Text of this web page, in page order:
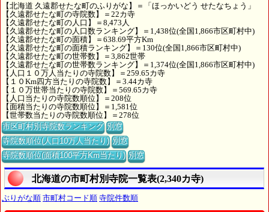
【北海道 久遠郡せたな町のふりがな】＝「ほっかいどう せたなちょう」
【久遠郡せたな町の寺院数】＝22カ寺
【久遠郡せたな町の人口】＝8,473人
【久遠郡せたな町の人口数ランキング】＝1,438位(全国1,866市区町村中)
【久遠郡せたな町の面積】＝638.69平方Km
【久遠郡せたな町の面積ランキング】＝130位(全国1,866市区町村中)
【久遠郡せたな町の世帯数】＝3,862世帯
【久遠郡せたな町の世帯数ランキング】＝1,374位(全国1,866市区町村中)
【人口１０万人当たりの寺院数】＝259.65カ寺
【１０Km四方当たりの寺院数】＝3.44カ寺
【１０万世帯当たりの寺院数】＝569.65カ寺
【人口当たりの寺院数順位】＝208位
【面積当たりの寺院数順位】＝1,581位
【世帯数当たりの寺院数順位】＝278位
市区町村別寺院数ランキング 別窓
寺院数順位(人口10万人当たり) 別窓
寺院数順位(面積100平方Km当たり) 別窓
北海道の市町村別寺院一覧表(2,340カ寺)
ぶりがな順 市町村コード順 寺院件数順